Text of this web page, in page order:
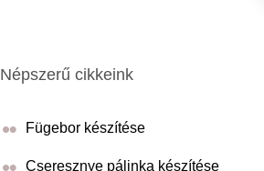
Népszerű cikkeink
Fügebor készítése
Cseresznye pálinka készítése